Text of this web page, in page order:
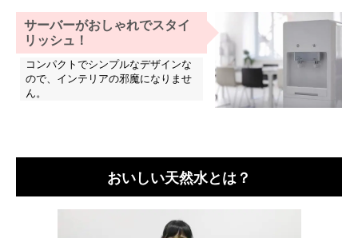
サーバーがおしゃれでスタイ
リッシュ！
コンパクトでシンプルなデザインな
ので、インテリアの邪魔になりませ
ん。
おいしい天然水とは？